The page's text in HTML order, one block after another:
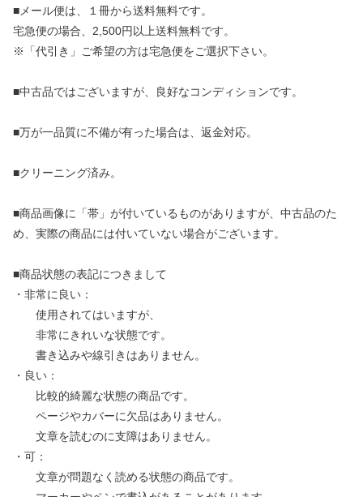
■メール便は、１冊から送料無料です。
宅急便の場合、2,500円以上送料無料です。
※「代引き」ご希望の方は宅急便をご選択下さい。
■中古品ではございますが、良好なコンディションです。
■万が一品質に不備が有った場合は、返金対応。
■クリーニング済み。
■商品画像に「帯」が付いているものがありますが、中古品のた
め、実際の商品には付いていない場合がございます。
■商品状態の表記につきまして
・非常に良い：
使用されてはいますが、
非常にきれいな状態です。
書き込みや線引きはありません。
・良い：
比較的綺麗な状態の商品です。
ページやカバーに欠品はありません。
文章を読むのに支障はありません。
・可：
文章が問題なく読める状態の商品です。